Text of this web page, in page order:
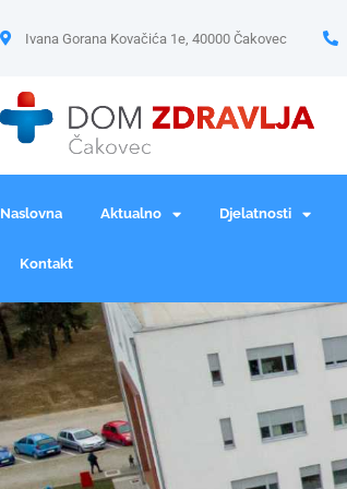
Ivana Gorana Kovačića 1e, 40000 Čakovec
Naslovna Aktualno Djelatnosti
Kontakt